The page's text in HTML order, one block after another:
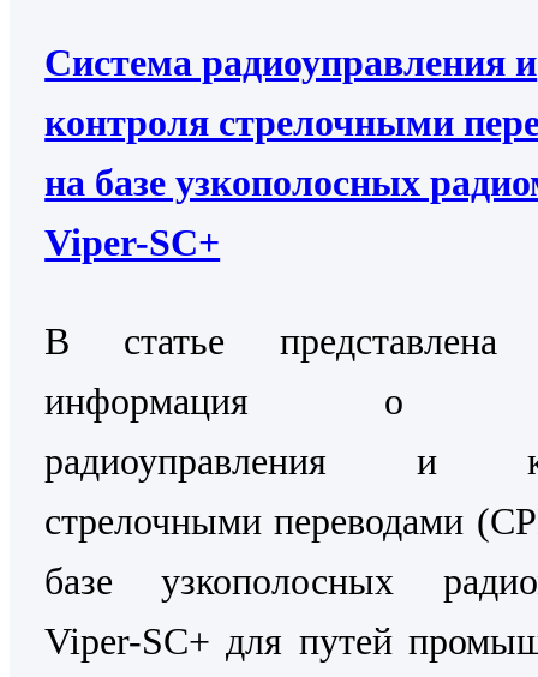
Система радиоуправления и
контроля стрелочными
на базе узкополосных
Viper-SC+
В статье представлена
информация о
радиоуправления и
стрелочными переводами
базе узкополосных
Viper-SC+ для путей